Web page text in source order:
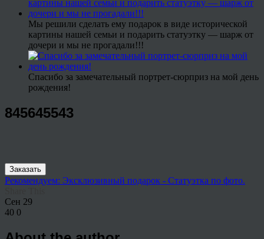
Мы решили сделать ему подарок в виде исторической
картины нашей семьи и подарить статуэтку — шарж от
дочери и мы не прогадали!!!
Спасибо за замечательный портрет-сюрприз на мой день
рождения!
845645543
Заказать
Рекомендуем: Эксклюзивный подарок - Статуэтка по фото.
Сен 29
40 0